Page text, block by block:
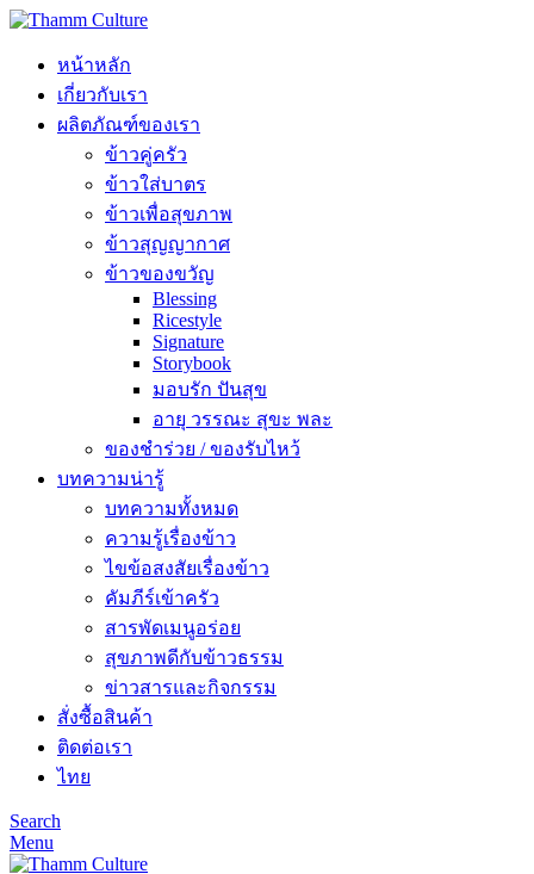
หน้าหลัก
เกี่ยวกับเรา
ผลิตภัณฑ์ของเรา
ข้าวคู่ครัว
ข้าวใส่บาตร
ข้าวเพื่อสุขภาพ
ข้าวสุญญากาศ
ข้าวของขวัญ
Blessing
Ricestyle
Signature
Storybook
มอบรัก ปันสุข
อายุ วรรณะ สุขะ พละ
ของชำร่วย / ของรับไหว้
บทความน่ารู้
บทความทั้งหมด
ความรู้เรื่องข้าว
ไขข้อสงสัยเรื่องข้าว
คัมภีร์เข้าครัว
สารพัดเมนูอร่อย
สุขภาพดีกับข้าวธรรม
ข่าวสารและกิจกรรม
สั่งซื้อสินค้า
ติดต่อเรา
ไทย
Search
Menu